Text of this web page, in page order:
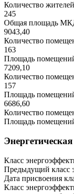
Количество
245
Общая площадь
9043,40
Количество
163
Площадь
7209,10
Количество
157
Площадь
6686,60
Количество
Площадь
Класс
Предыдущий класс
Дата присвоения
Класс